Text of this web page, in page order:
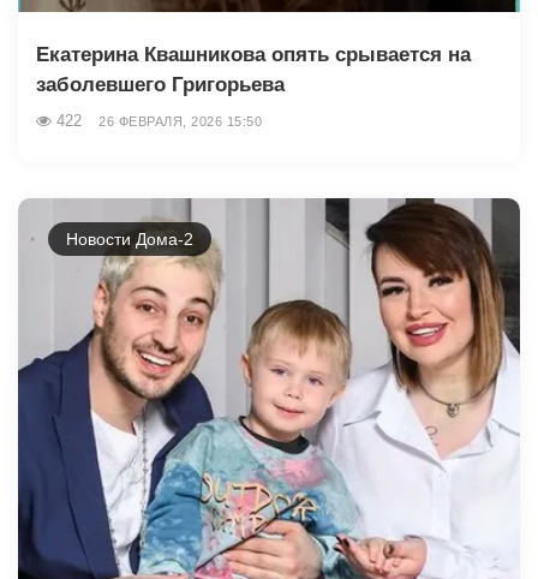
Екатерина Квашникова опять срывается на
заболевшего Григорьева
422 26 ФЕВРАЛЯ, 2026 15:50
Новости Дома-2